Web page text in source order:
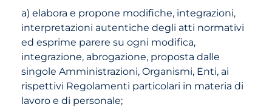
a) elabora e propone modifiche, integrazioni,
interpretazioni autentiche degli atti normativi
ed esprime parere su ogni modifica,
integrazione, abrogazione, proposta dalle
singole Amministrazioni, Organismi, Enti, ai
rispettivi Regolamenti particolari in materia di
lavoro e di personale;